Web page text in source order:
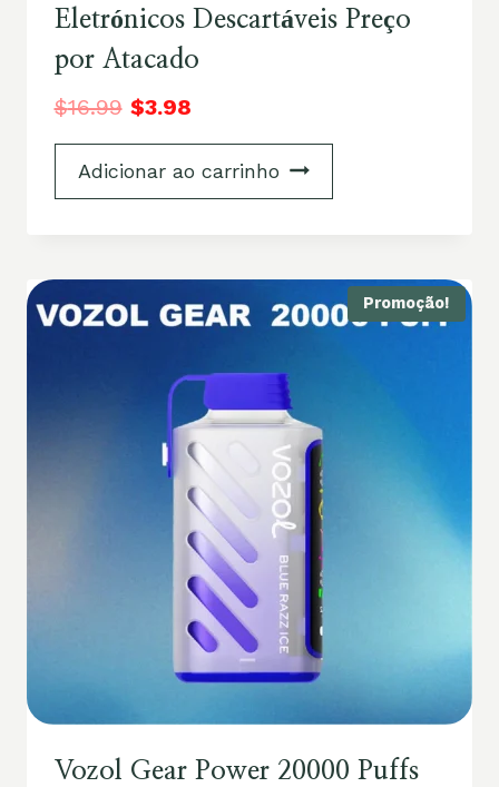
Eletrónicos Descartáveis Preço
por Atacado
$16.99 $3.98
Adicionar ao carrinho
Promoção!
Vozol Gear Power 20000 Puffs